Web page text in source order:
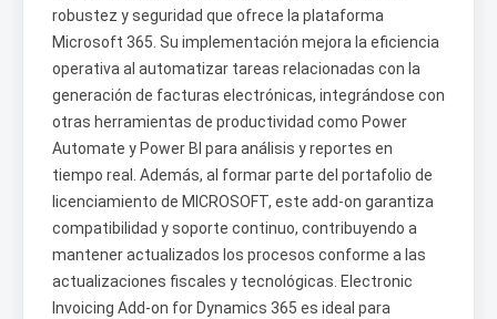
robustez y seguridad que ofrece la plataforma
Microsoft 365. Su implementación mejora la eficiencia
operativa al automatizar tareas relacionadas con la
generación de facturas electrónicas, integrándose con
otras herramientas de productividad como Power
Automate y Power BI para análisis y reportes en
tiempo real. Además, al formar parte del portafolio de
licenciamiento de MICROSOFT, este add-on garantiza
compatibilidad y soporte continuo, contribuyendo a
mantener actualizados los procesos conforme a las
actualizaciones fiscales y tecnológicas. Electronic
Invoicing Add-on for Dynamics 365 es ideal para